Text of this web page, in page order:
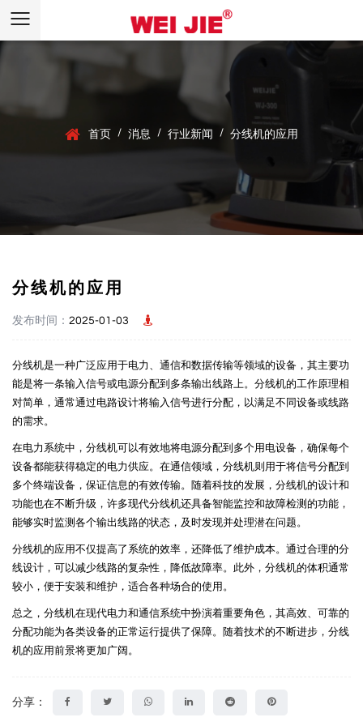
首页 / 消息 / 行业新闻 / 分线机的应用
分线机的应用
发布时间： 2025-01-03
分线机是一种广泛应用于电力、通信和数据传输等领域的设备，其主要功
能是将一条输入信号或电源分配到多条输出线路上。分线机的工作原理相
对简单，通常通过电路设计将输入信号进行分配，以满足不同设备或线路
的需求。
在电力系统中，分线机可以有效地将电源分配到多个用电设备，确保每个
设备都能获得稳定的电力供应。在通信领域，分线机则用于将信号分配到
多个终端设备，保证信息的有效传输。随着科技的发展，分线机的设计和
功能也在不断升级，许多现代分线机还具备智能监控和故障检测的功能，
能够实时监测各个输出线路的状态，及时发现并处理潜在问题。
分线机的应用不仅提高了系统的效率，还降低了维护成本。通过合理的分
线设计，可以减少线路的复杂性，降低故障率。此外，分线机的体积通常
较小，便于安装和维护，适合各种场合的使用。
总之，分线机在现代电力和通信系统中扮演着重要角色，其高效、可靠的
分配功能为各类设备的正常运行提供了保障。随着技术的不断进步，分线
机的应用前景将更加广阔。
分享：